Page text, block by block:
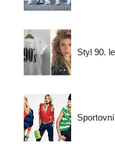
Styl 90.